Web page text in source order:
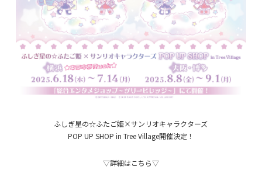
ふしぎ星の☆ふたご姫×サンリオキャラクターズ
POP UP SHOP in Tree Village開催決定！
▽詳細はこちら▽